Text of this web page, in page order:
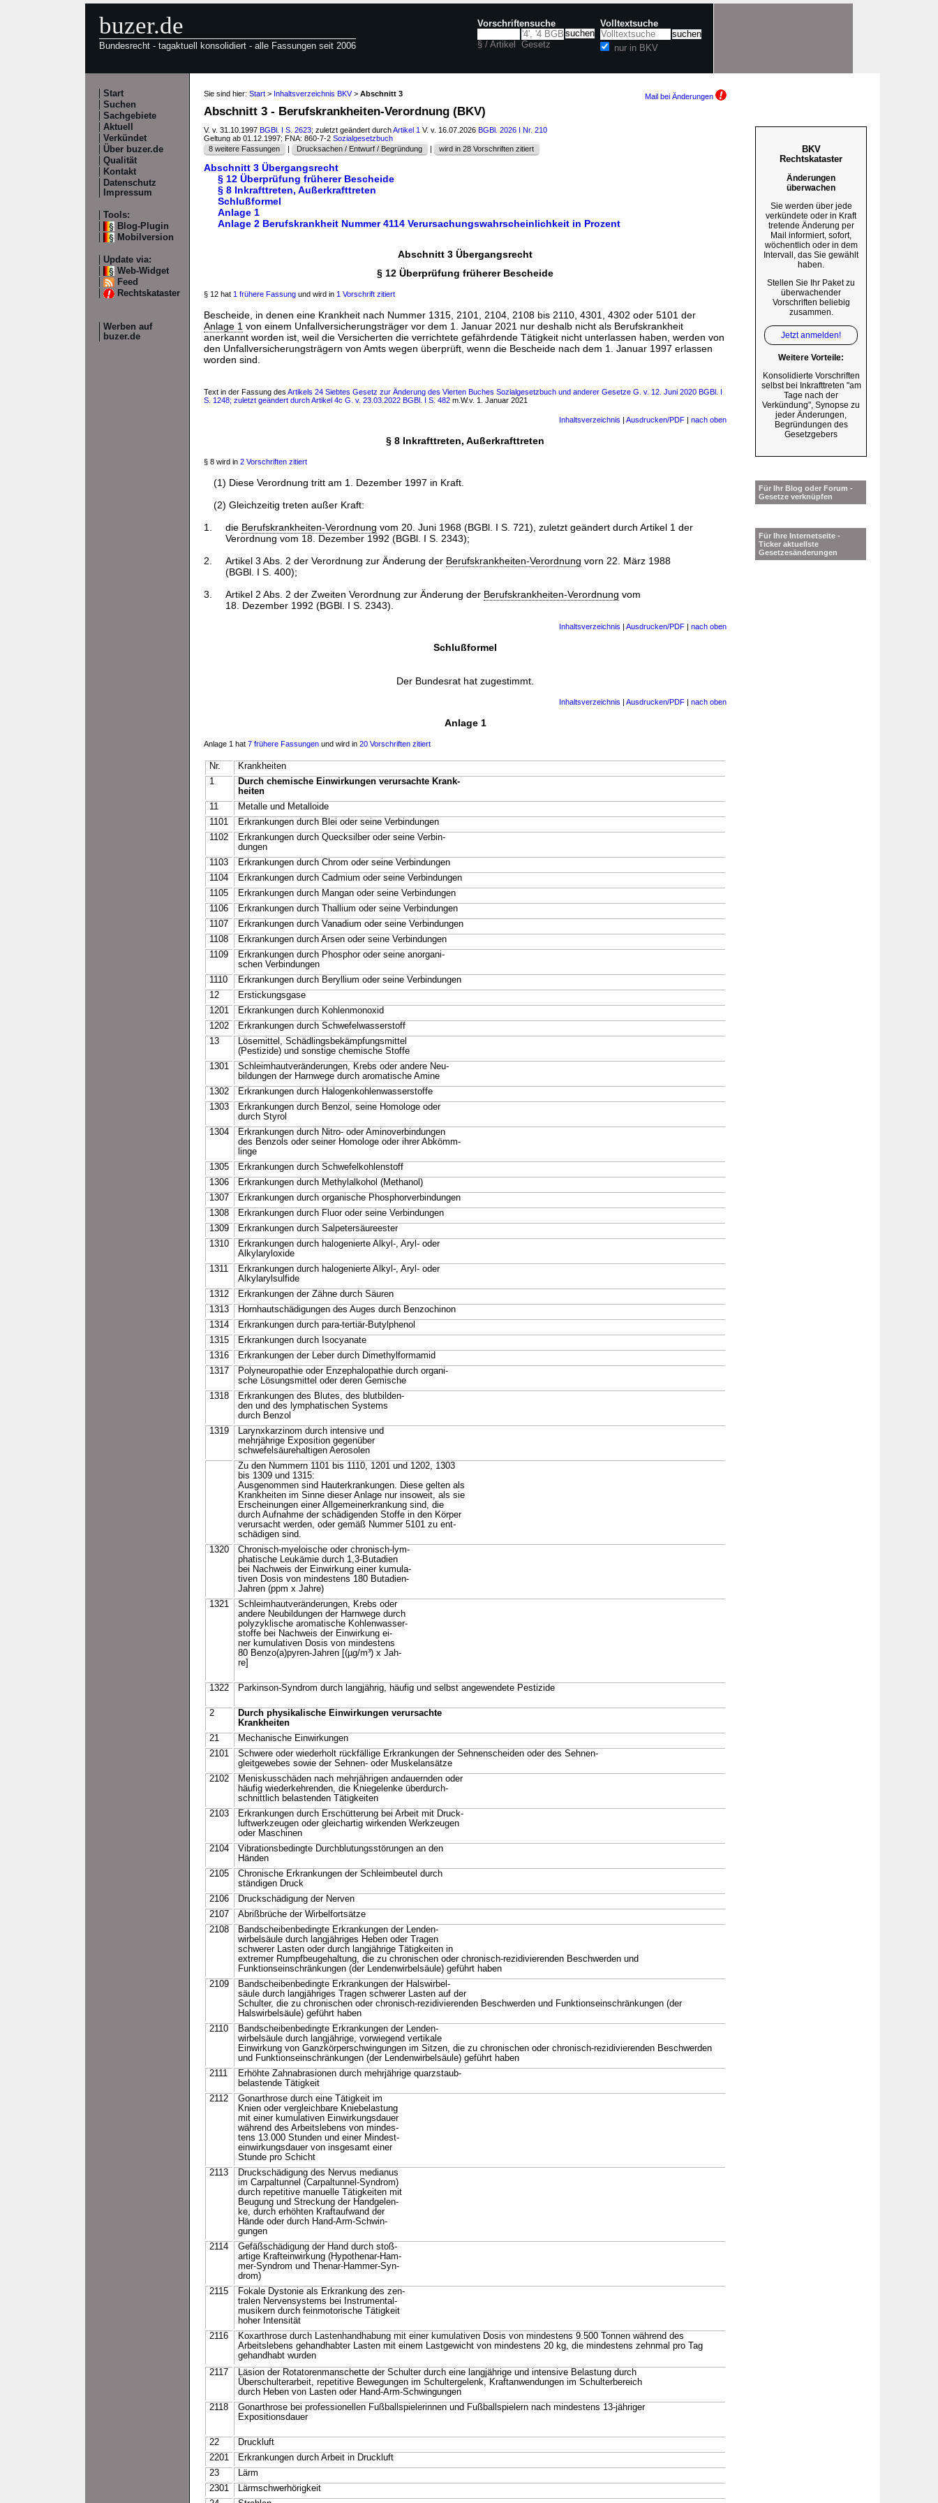
buzer.de
Bundesrecht - tagaktuell konsolidiert - alle Fassungen seit 2006
Vorschriftensuche
§ / Artikel Gesetz
Volltextsuche
nur in BKV
Start
Suchen
Sachgebiete
Aktuell
Verkündet
Über buzer.de
Qualität
Kontakt
Datenschutz
Impressum
Tools:
Blog-Plugin
Mobilversion
Update via:
Web-Widget
Feed
Rechtskataster
Werben auf
buzer.de
Sie sind hier: Start > Inhaltsverzeichnis BKV> Abschnitt 3 Mail bei Änderungen
Abschnitt 3 - Berufskrankheiten-Verordnung (BKV)
V. v. 31.10.1997 BGBl. I S. 2623; zuletzt geändert durchArtikel 1 V. v. 16.07.2026 BGBl. 2026 I Nr. 210
Geltung ab 01.12.1997; FNA: 860-7-2 Sozialgesetzbuch
8 weitere Fassungen
| Drucksachen / Entwurf / Begründung | wird in 28 Vorschriften zitiert
Abschnitt 3 Übergangsrecht
§ 12 Überprüfung früherer Bescheide
§ 8 Inkrafttreten, Außerkrafttreten
Schlußformel
Anlage 1
Anlage 2 Berufskrankheit Nummer 4114 Verursachungswahrscheinlichkeit in Prozent
Abschnitt 3 Übergangsrecht
§ 12 Überprüfung früherer Bescheide
§ 12 hat 1 frühere Fassung und wird in 1 Vorschrift zitiert
Bescheide, in denen eine Krankheit nach Nummer 1315, 2101, 2104, 2108 bis 2110, 4301, 4302 oder 5101 der
Anlage 1 von einem Unfallversicherungsträger vor dem 1. Januar 2021 nur deshalb nicht als Berufskrankheit
anerkannt worden ist, weil die Versicherten die verrichtete gefährdende Tätigkeit nicht unterlassen haben, werden von
den Unfallversicherungsträgern von Amts wegen überprüft, wenn die Bescheide nach dem 1. Januar 1997 erlassen
worden sind.
Text in der Fassung des Artikels 24 Siebtes Gesetz zur Änderung des Vierten Buches Sozialgesetzbuch und anderer Gesetze G. v. 12. Juni 2020 BGBl. I
S. 1248; zuletzt geändert durch Artikel 4c G. v. 23.03.2022 BGBl. I S. 482 m.W.v. 1. Januar 2021
Inhaltsverzeichnis Ausdrucken/PDF nach oben
§ 8 Inkrafttreten, Außerkrafttreten
§ 8 wird in 2 Vorschriften zitiert
(1) Diese Verordnung tritt am 1. Dezember 1997 in Kraft.
(2) Gleichzeitig treten außer Kraft:
1.
die Berufskrankheiten-Verordnung vom 20. Juni 1968 (BGBl. I S. 721), zuletzt geändert durch Artikel 1 der
Verordnung vom 18. Dezember 1992 (BGBl. I S. 2343);
2.
Artikel 3 Abs. 2 der Verordnung zur Änderung der Berufskrankheiten-Verordnung vorn 22. März 1988
(BGBl. I S. 400);
3.
Artikel 2 Abs. 2 der Zweiten Verordnung zur Änderung der Berufskrankheiten-Verordnung vom
18. Dezember 1992 (BGBl. I S. 2343).
Inhaltsverzeichnis Ausdrucken/PDF nach oben
Schlußformel
Der Bundesrat hat zugestimmt.
Inhaltsverzeichnis Ausdrucken/PDF nach oben
Anlage 1
Anlage 1 hat 7 frühere Fassungen und wird in 20 Vorschriften zitiert
Nr.
Krankheiten
1
Durch chemische Einwirkungen verursachte Krank-
heiten
11
Metalle und Metalloide
1101
Erkrankungen durch Blei oder seine Verbindungen
1102
Erkrankungen durch Quecksilber oder seine Verbin-
dungen
1103
Erkrankungen durch Chrom oder seine Verbindungen
1104
Erkrankungen durch Cadmium oder seine Verbindungen
1105
Erkrankungen durch Mangan oder seine Verbindungen
1106
Erkrankungen durch Thallium oder seine Verbindungen
1107
Erkrankungen durch Vanadium oder seine Verbindungen
1108
Erkrankungen durch Arsen oder seine Verbindungen
1109
Erkrankungen durch Phosphor oder seine anorgani-
schen Verbindungen
1110
Erkrankungen durch Beryllium oder seine Verbindungen
12
Erstickungsgase
1201
Erkrankungen durch Kohlenmonoxid
1202
Erkrankungen durch Schwefelwasserstoff
13
Lösemittel, Schädlingsbekämpfungsmittel
(Pestizide) und sonstige chemische Stoffe
1301
Schleimhautveränderungen, Krebs oder andere Neu-
bildungen der Harnwege durch aromatische Amine
1302
Erkrankungen durch Halogenkohlenwasserstoffe
1303
Erkrankungen durch Benzol, seine Homologe oder
durch Styrol
1304
Erkrankungen durch Nitro- oder Aminoverbindungen
des Benzols oder seiner Homologe oder ihrer Abkömm-
linge
1305
Erkrankungen durch Schwefelkohlenstoff
1306
Erkrankungen durch Methylalkohol (Methanol)
1307
Erkrankungen durch organische Phosphorverbindungen
1308
Erkrankungen durch Fluor oder seine Verbindungen
1309
Erkrankungen durch Salpetersäureester
1310
Erkrankungen durch halogenierte Alkyl-, Aryl- oder
Alkylaryloxide
1311
Erkrankungen durch halogenierte Alkyl-, Aryl- oder
Alkylarylsulfide
1312
Erkrankungen der Zähne durch Säuren
1313
Hornhautschädigungen des Auges durch Benzochinon
1314
Erkrankungen durch para-tertiär-Butylphenol
1315
Erkrankungen durch Isocyanate
1316
Erkrankungen der Leber durch Dimethylformamid
1317
Polyneuropathie oder Enzephalopathie durch organi-
sche Lösungsmittel oder deren Gemische
1318
Erkrankungen des Blutes, des blutbilden-
den und des lymphatischen Systems
durch Benzol
1319
Larynxkarzinom durch intensive und
mehrjährige Exposition gegenüber
schwefelsäurehaltigen Aerosolen
Zu den Nummern 1101 bis 1110, 1201 und 1202, 1303
bis 1309 und 1315:
Ausgenommen sind Hauterkrankungen. Diese gelten als
Krankheiten im Sinne dieser Anlage nur insoweit, als sie
Erscheinungen einer Allgemeinerkrankung sind, die
durch Aufnahme der schädigenden Stoffe in den Körper
verursacht werden, oder gemäß Nummer 5101 zu ent-
schädigen sind.
1320
Chronisch-myeloische oder chronisch-lym-
phatische Leukämie durch 1,3-Butadien
bei Nachweis der Einwirkung einer kumula-
tiven Dosis von mindestens 180 Butadien-
Jahren (ppm x Jahre)
1321
Schleimhautveränderungen, Krebs oder
andere Neubildungen der Harnwege durch
polyzyklische aromatische Kohlenwasser-
stoffe bei Nachweis der Einwirkung ei-
ner kumulativen Dosis von mindestens
80 Benzo(a)pyren-Jahren [(µg/m³) x Jah-
re]
1322 Parkinson-Syndrom durch langjährig, häufig und selbst angewendete Pestizide
2
Durch physikalische Einwirkungen verursachte
Krankheiten
21
Mechanische Einwirkungen
2101
Schwere oder wiederholt rückfällige Erkrankungen der Sehnenscheiden oder des Sehnen-
gleitgewebes sowie der Sehnen- oder Muskelansätze
2102
Meniskusschäden nach mehrjährigen andauernden oder
häufig wiederkehrenden, die Kniegelenke überdurch-
schnittlich belastenden Tätigkeiten
2103
Erkrankungen durch Erschütterung bei Arbeit mit Druck-
luftwerkzeugen oder gleichartig wirkenden Werkzeugen
oder Maschinen
2104
Vibrationsbedingte Durchblutungsstörungen an den
Händen
2105
Chronische Erkrankungen der Schleimbeutel durch
ständigen Druck
2106
Druckschädigung der Nerven
2107
Abrißbrüche der Wirbelfortsätze
2108
Bandscheibenbedingte Erkrankungen der Lenden-
wirbelsäule durch langjähriges Heben oder Tragen
schwerer Lasten oder durch langjährige Tätigkeiten in
extremer Rumpfbeugehaltung, die zu chronischen oder chronisch-rezidivierenden Beschwerden und
Funktionseinschränkungen (der Lendenwirbelsäule) geführt haben
2109
Bandscheibenbedingte Erkrankungen der Halswirbel-
säule durch langjähriges Tragen schwerer Lasten auf der
Schulter, die zu chronischen oder chronisch-rezidivierenden Beschwerden und Funktionseinschränkungen (der
Halswirbelsäule) geführt haben
2110
Bandscheibenbedingte Erkrankungen der Lenden-
wirbelsäule durch langjährige, vorwiegend vertikale
Einwirkung von Ganzkörperschwingungen im Sitzen, die zu chronischen oder chronisch-rezidivierenden Beschwerden
und Funktionseinschränkungen (der Lendenwirbelsäule) geführt haben
2111
Erhöhte Zahnabrasionen durch mehrjährige quarzstaub-
belastende Tätigkeit
2112
Gonarthrose durch eine Tätigkeit im
Knien oder vergleichbare Kniebelastung
mit einer kumulativen Einwirkungsdauer
während des Arbeitslebens von mindes-
tens 13.000 Stunden und einer Mindest-
einwirkungsdauer von insgesamt einer
Stunde pro Schicht
2113
Druckschädigung des Nervus medianus
im Carpaltunnel (Carpaltunnel-Syndrom)
durch repetitive manuelle Tätigkeiten mit
Beugung und Streckung der Handgelen-
ke, durch erhöhten Kraftaufwand der
Hände oder durch Hand-Arm-Schwin-
gungen
2114
Gefäßschädigung der Hand durch stoß-
artige Krafteinwirkung (Hypothenar-Ham-
mer-Syndrom und Thenar-Hammer-Syn-
drom)
2115
Fokale Dystonie als Erkrankung des zen-
tralen Nervensystems bei Instrumental-
musikern durch feinmotorische Tätigkeit
hoher Intensität
2116
Koxarthrose durch Lastenhandhabung mit einer kumulativen Dosis von mindestens 9.500 Tonnen während des
Arbeitslebens gehandhabter Lasten mit einem Lastgewicht von mindestens 20 kg, die mindestens zehnmal pro Tag
gehandhabt wurden
2117
Läsion der Rotatorenmanschette der Schulter durch eine langjährige und intensive Belastung durch
Überschulterarbeit, repetitive Bewegungen im Schultergelenk, Kraftanwendungen im Schulterbereich
durch Heben von Lasten oder Hand-Arm-Schwingungen
2118
Gonarthrose bei professionellen Fußballspielerinnen und Fußballspielern nach mindestens 13-jähriger
Expositionsdauer
22
Druckluft
2201
Erkrankungen durch Arbeit in Druckluft
23
Lärm
2301
Lärmschwerhörigkeit
BKV
Rechtskataster
Änderungen
überwachen
Sie werden über jede
verkündete oder in Kraft
tretende Änderung per
Mail informiert, sofort,
wöchentlich oder in dem
Intervall, das Sie gewählt
haben.
Stellen Sie Ihr Paket zu
überwachender
Vorschriften beliebig
zusammen.
Jetzt anmelden!
Weitere Vorteile:
Konsolidierte Vorschriften
selbst bei Inkrafttreten "am
Tage nach der
Verkündung", Synopse zu
jeder Änderungen,
Begründungen des
Gesetzgebers
Für Ihr Blog oder Forum -
Gesetze verknüpfen
Für Ihre Internetseite -
Ticker aktuellste
Gesetzesänderungen